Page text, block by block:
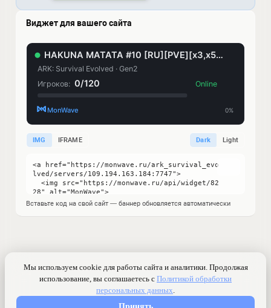
Виджет для вашего сайта
IMG IFRAME Dark Light
Вставьте код на свой сайт — баннер обновляется автоматически